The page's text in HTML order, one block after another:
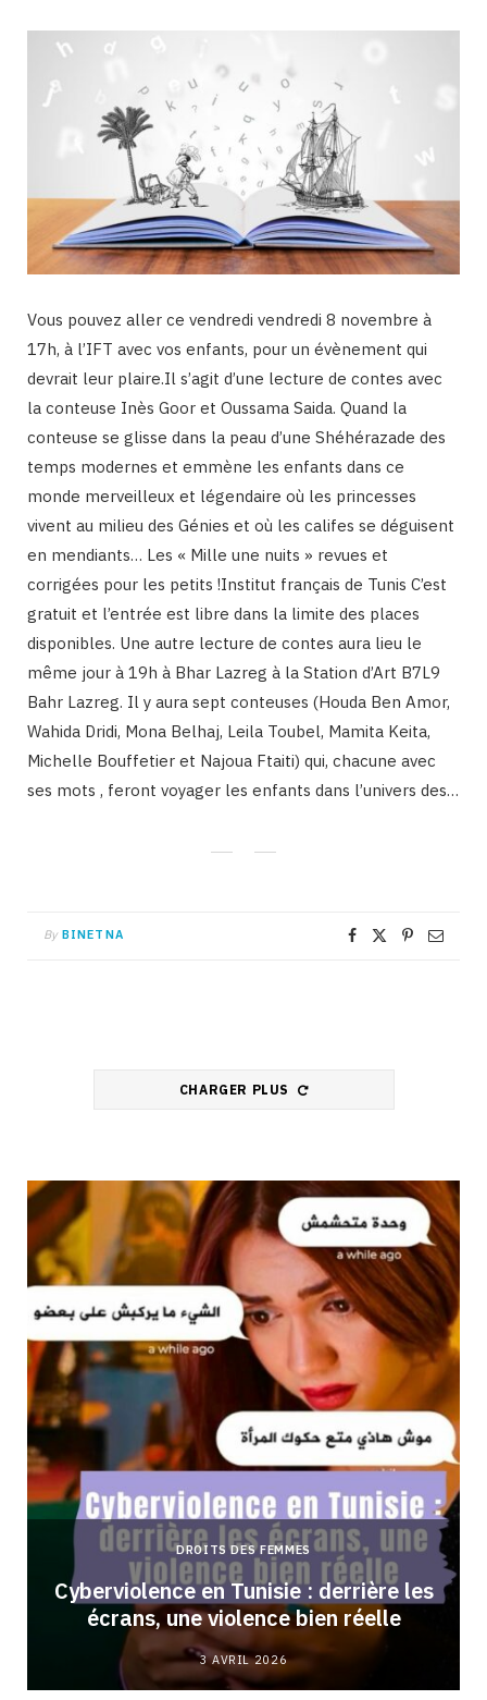
Vous pouvez aller ce vendredi vendredi 8 novembre à
17h, à l’IFT avec vos enfants, pour un évènement qui
devrait leur plaire.Il s’agit d’une lecture de contes avec
la conteuse Inès Goor et Oussama Saida. Quand la
conteuse se glisse dans la peau d’une Shéhérazade des
temps modernes et emmène les enfants dans ce
monde merveilleux et légendaire où les princesses
vivent au milieu des Génies et où les califes se déguisent
en mendiants… Les « Mille une nuits » revues et
corrigées pour les petits !Institut français de Tunis C’est
gratuit et l’entrée est libre dans la limite des places
disponibles. Une autre lecture de contes aura lieu le
même jour à 19h à Bhar Lazreg à la Station d’Art B7L9
Bahr Lazreg. Il y aura sept conteuses (Houda Ben Amor,
Wahida Dridi, Mona Belhaj, Leila Toubel, Mamita Keita,
Michelle Bouffetier et Najoua Ftaiti) qui, chacune avec
ses mots , feront voyager les enfants dans l’univers des…
By BINETNA
CHARGER PLUS
DROITS DES FEMMES
Cyberviolence en Tunisie : derrière les
écrans, une violence bien réelle
3 AVRIL 2026